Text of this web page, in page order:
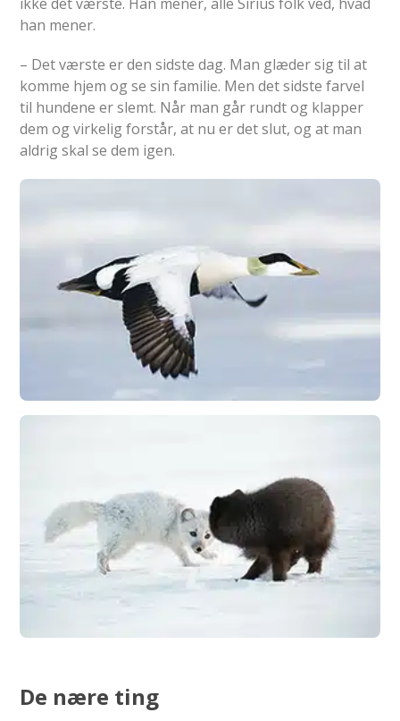
han mener.
– Det værste er den sidste dag. Man glæder sig til at
komme hjem og se sin familie. Men det sidste farvel
til hundene er slemt. Når man går rundt og klapper
dem og virkelig forstår, at nu er det slut, og at man
aldrig skal se dem igen.
De nære ting